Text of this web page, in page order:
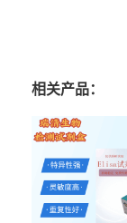
相关产品：